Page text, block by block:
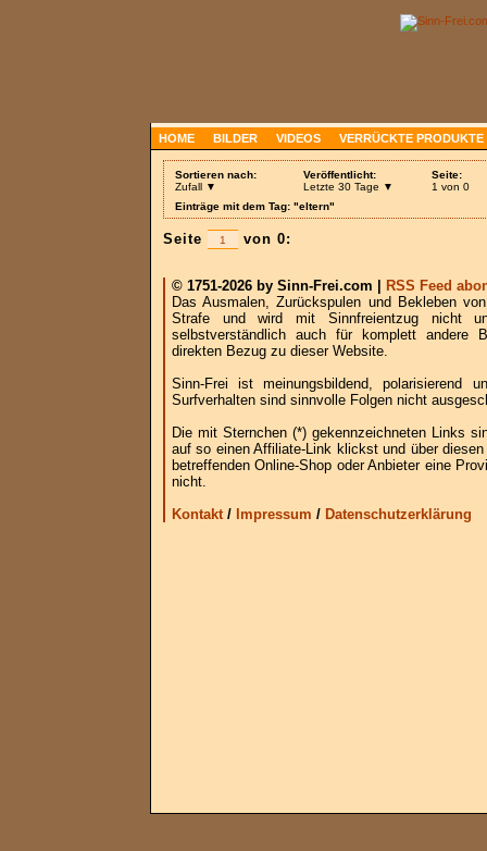
HOME BILDER VIDEOS VERRÜCKTE PRODUKTE
Sortieren nach:
Zufall ▼
Veröffentlicht:
Letzte 30 Tage ▼
Seite:
1 von 0
Einträge mit dem Tag: "eltern"
Seite von 0:
© 1751-2026 by Sinn-Frei.com |
RSS Feed
Das Ausmalen, Zurückspulen und Bekleben
Strafe und wird mit Sinnfreientzug nicht
selbstverständlich auch für komplett andere
direkten Bezug zu dieser Website.
Sinn-Frei ist meinungsbildend, polarisierend
Surfverhalten sind sinnvolle Folgen nicht
Die mit Sternchen (*) gekennzeichneten Links
auf so einen Affiliate-Link klickst und über
betreffenden Online-Shop oder Anbieter eine
nicht.
Kontakt/ Impressum / Datenschutzerklärung